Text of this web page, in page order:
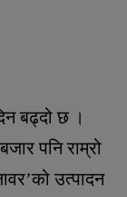
बढ्दो छ ।
पनि राम्रो
उत्पादन